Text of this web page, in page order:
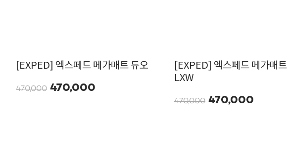
[EXPED] 엑스페드 메가매트 듀오
470,000 470,000
[EXPED] 엑스페드 메가매
LXW
470,000 470,000